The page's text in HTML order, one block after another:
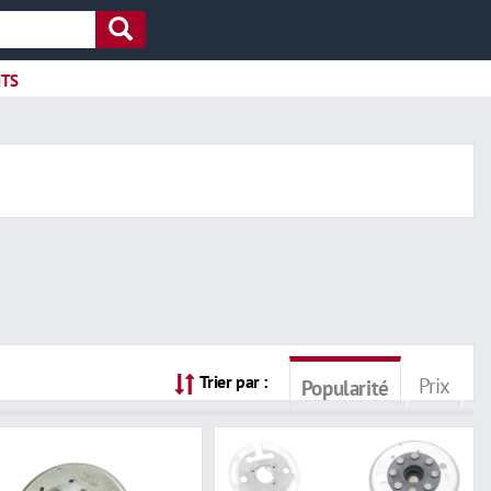
Trier par : Popularité Prix